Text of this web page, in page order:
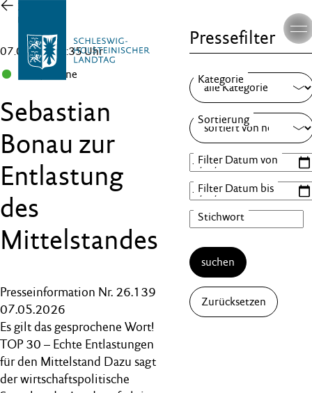
Zur
Übersicht
07.05.26 , 10:35 Uhr
B 90/Grüne
Sebastian
Bonau zur
Entlastung
des
Mittelstandes
Presseinformation Nr. 26.139
07.05.2026
Es gilt das gesprochene Wort!
TOP 30 – Echte Entlastungen
für den Mittelstand Dazu sagt
der wirtschaftspolitische
Pressefilter
suchen
Zurücksetzen